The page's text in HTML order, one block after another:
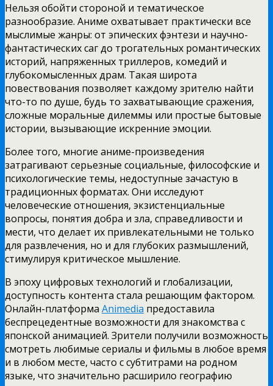
Нельзя обойти стороной и тематическое
разнообразие. Аниме охватывает практически все
мыслимые жанры: от эпических фэнтези и научно-
фантастических саг до трогательных романтических
историй, напряженных триллеров, комедий и
глубокомысленных драм. Такая широта
повествования позволяет каждому зрителю найти
что-то по душе, будь то захватывающие сражения,
сложные моральные дилеммы или простые бытовые
истории, вызывающие искренние эмоции.
Более того, многие аниме-произведения
затрагивают серьезные социальные, философские и
психологические темы, недоступные зачастую в
традиционных форматах. Они исследуют
человеческие отношения, экзистенциальные
вопросы, понятия добра и зла, справедливости и
мести, что делает их привлекательными не только
для развлечения, но и для глубоких размышлений,
стимулируя критическое мышление.
В эпоху цифровых технологий и глобализации,
доступность контента стала решающим фактором.
Онлайн-платформа Animedia предоставила
беспрецедентные возможности для знакомства с
японской анимацией. Зрители получили возможность
смотреть любимые сериалы и фильмы в любое время
и в любом месте, часто с субтитрами на родном
языке, что значительно расширило географию